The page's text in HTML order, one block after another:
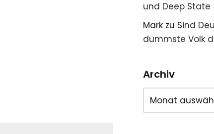
und Deep State
Mark zu Sind
dümmste Volk
Archiv